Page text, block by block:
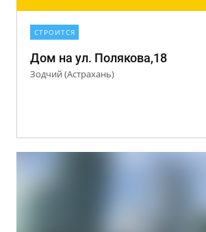
СТРОИТСЯ
Дом на ул. Полякова,18
Зодчий (Астрахань)